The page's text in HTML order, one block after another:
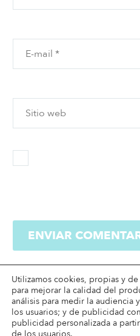
ENVIAR
Utilizamos cookies, propias y
para mejorar la calidad del
análisis para medir la audiencia
los usuarios; y de publicidad
publicidad personalizada a